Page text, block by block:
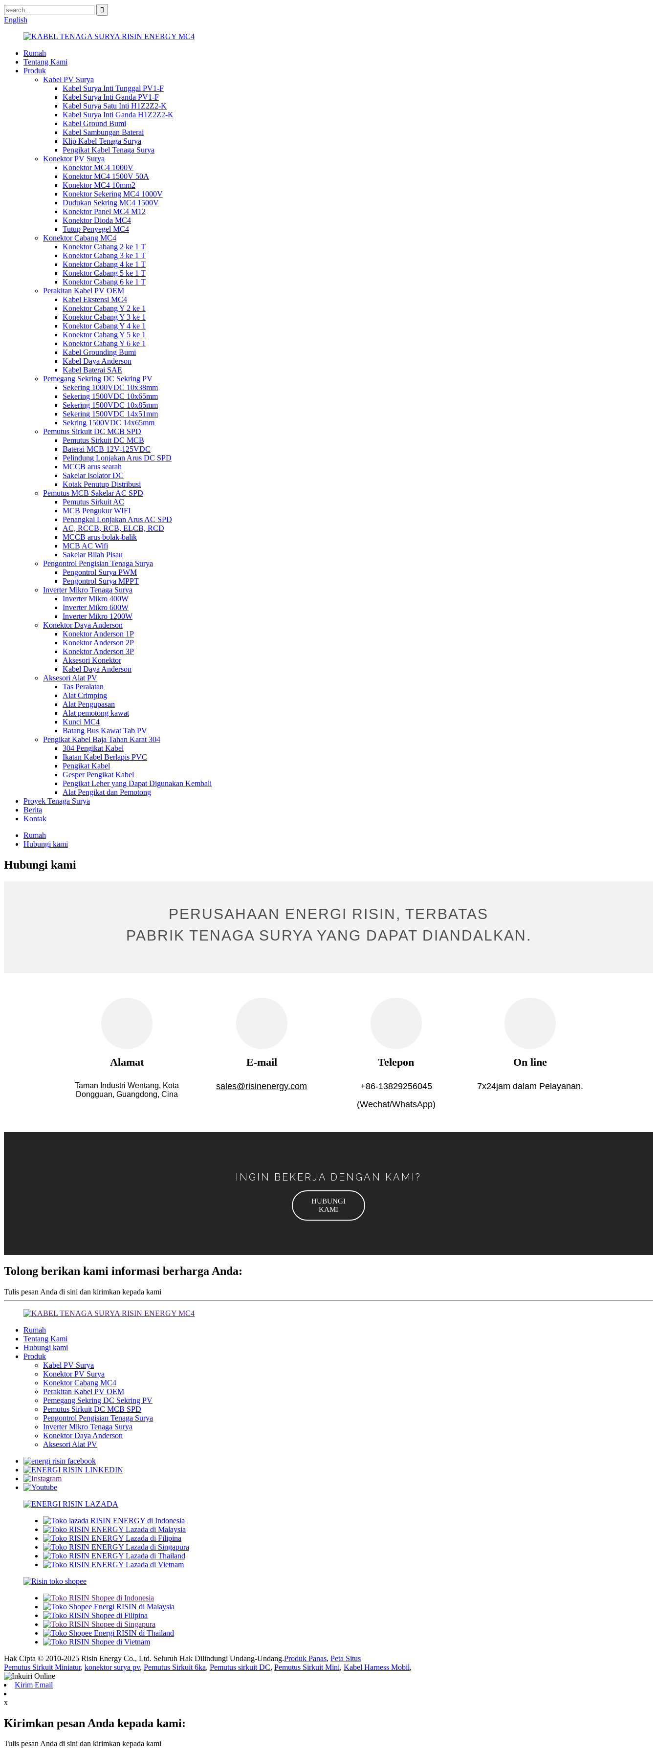
English
Rumah
Tentang Kami
Produk
Kabel PV Surya
Kabel Surya Inti Tunggal PV1-F
Kabel Surya Inti Ganda PV1-F
Kabel Surya Satu Inti H1Z2Z2-K
Kabel Surya Inti Ganda H1Z2Z2-K
Kabel Ground Bumi
Kabel Sambungan Baterai
Klip Kabel Tenaga Surya
Pengikat Kabel Tenaga Surya
Konektor PV Surya
Konektor MC4 1000V
Konektor MC4 1500V 50A
Konektor MC4 10mm2
Konektor Sekering MC4 1000V
Dudukan Sekring MC4 1500V
Konektor Panel MC4 M12
Konektor Dioda MC4
Tutup Penyegel MC4
Konektor Cabang MC4
Konektor Cabang 2 ke 1 T
Konektor Cabang 3 ke 1 T
Konektor Cabang 4 ke 1 T
Konektor Cabang 5 ke 1 T
Konektor Cabang 6 ke 1 T
Perakitan Kabel PV OEM
Kabel Ekstensi MC4
Konektor Cabang Y 2 ke 1
Konektor Cabang Y 3 ke 1
Konektor Cabang Y 4 ke 1
Konektor Cabang Y 5 ke 1
Konektor Cabang Y 6 ke 1
Kabel Grounding Bumi
Kabel Daya Anderson
Kabel Baterai SAE
Pemegang Sekring DC Sekring PV
Sekering 1000VDC 10x38mm
Sekering 1500VDC 10x65mm
Sekering 1500VDC 10x85mm
Sekering 1500VDC 14x51mm
Sekring 1500VDC 14x65mm
Pemutus Sirkuit DC MCB SPD
Pemutus Sirkuit DC MCB
Baterai MCB 12V-125VDC
Pelindung Lonjakan Arus DC SPD
MCCB arus searah
Sakelar Isolator DC
Kotak Penutup Distribusi
Pemutus MCB Sakelar AC SPD
Pemutus Sirkuit AC
MCB Pengukur WIFI
Penangkal Lonjakan Arus AC SPD
AC, RCCB, RCB, ELCB, RCD
MCCB arus bolak-balik
MCB AC Wifi
Sakelar Bilah Pisau
Pengontrol Pengisian Tenaga Surya
Pengontrol Surya PWM
Pengontrol Surya MPPT
Inverter Mikro Tenaga Surya
Inverter Mikro 400W
Inverter Mikro 600W
Inverter Mikro 1200W
Konektor Daya Anderson
Konektor Anderson 1P
Konektor Anderson 2P
Konektor Anderson 3P
Aksesori Konektor
Kabel Daya Anderson
Aksesori Alat PV
Tas Peralatan
Alat Crimping
Alat Pengupasan
Alat pemotong kawat
Kunci MC4
Batang Bus Kawat Tab PV
Pengikat Kabel Baja Tahan Karat 304
304 Pengikat Kabel
Ikatan Kabel Berlapis PVC
Pengikat Kabel
Gesper Pengikat Kabel
Pengikat Leher yang Dapat Digunakan Kembali
Alat Pengikat dan Pemotong
Proyek Tenaga Surya
Berita
Kontak
Rumah
Hubungi kami
Hubungi kami
PERUSAHAAN ENERGI RISIN, TERBATAS
PABRIK TENAGA SURYA YANG DAPAT DIANDALKAN.
Alamat
Taman Industri Wentang, Kota
Dongguan, Guangdong, Cina
E-mail
sales@risinenergy.com
Telepon
+86-13829256045
(Wechat/WhatsApp)
On line
7x24jam dalam Pelayanan.
INGIN BEKERJA DENGAN KAMI?
HUBUNGI
KAMI
Tolong berikan kami informasi berharga Anda:
Tulis pesan Anda di sini dan kirimkan kepada kami
Rumah
Tentang Kami
Hubungi kami
Produk
Kabel PV Surya
Konektor PV Surya
Konektor Cabang MC4
Perakitan Kabel PV OEM
Pemegang Sekring DC Sekring PV
Pemutus Sirkuit DC MCB SPD
Pengontrol Pengisian Tenaga Surya
Inverter Mikro Tenaga Surya
Konektor Daya Anderson
Aksesori Alat PV
Hak Cipta © 2010-2025 Risin Energy Co., Ltd. Seluruh Hak Dilindungi Undang-Undang.Produk Panas, Peta Situs
Pemutus Sirkuit Miniatur, konektor surya pv, Pemutus Sirkuit 6ka, Pemutus sirkuit DC, Pemutus Sirkuit Mini, Kabel Harness Mobil,
Kirim Email
x
Kirimkan pesan Anda kepada kami:
Tulis pesan Anda di sini dan kirimkan kepada kami